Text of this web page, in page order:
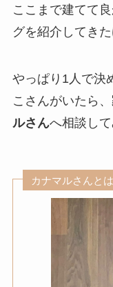
ここまで建てて
グを紹介してき
やっぱり1人で決
こさんがいたら、
ルさんへ相談して
カナマルさんと